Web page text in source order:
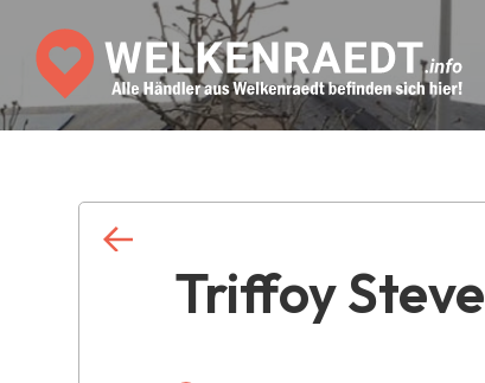
Triffoy Steve